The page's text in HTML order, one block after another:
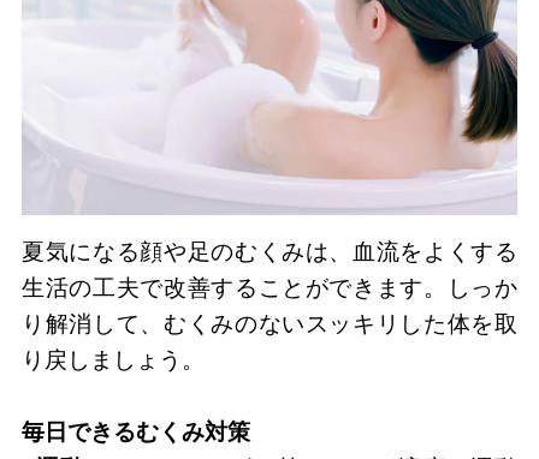
夏気になる顔や足のむくみは、血流をよくする
生活の工夫で改善することができます。しっか
り解消して、むくみのないスッキリした体を取
り戻しましょう。
毎日できるむくみ対策